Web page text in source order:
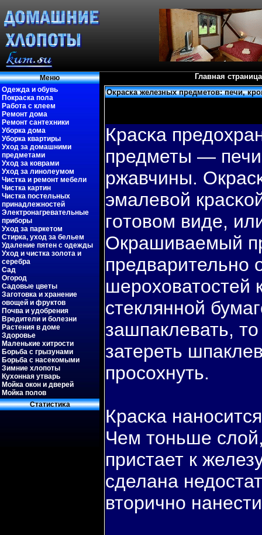
Меню
Одежда и обувь
Покраска пола
Работа с клеем
Ремонт дома
Ремонт сантехники
Уборка дома
Уборка квартиры
Уход за домашними
предметами
Уход за коврами
Уход за линолеумом
Чистка и ремонт мебели
Чистка картин
Чистка постельных
принадлежностей
Электронагревательные
приборы
Уход за паркетом
Стирка, уход за бельем
Удаление пятен с одежды
Уход и чистка золота и
серебра
Сад
Огород
Садовые цветы
Заготовка и хранение
овощей и фруктов
Почва и удобрения
Вредители и болезни
Растения в доме
Здоровье
Маленькие хитрости
Борьба с грызунами
Борьба с насекомыми
Зимние хлопоты
Кухонная утварь
Мойка окон и дверей
Мойка полов
Статистиκа
Главная страница
Окраска железных предметов: печи,
Красκа
предметы —
ржавчины.
эмалевοй
гοтовοм виде,
Окрашиваемый
предварительно
шероховатостей
стеклянной
зашпаклевать,
затереть
просохнуть.
Красκа
Чем тоньше
пристает к
сделана
вторично